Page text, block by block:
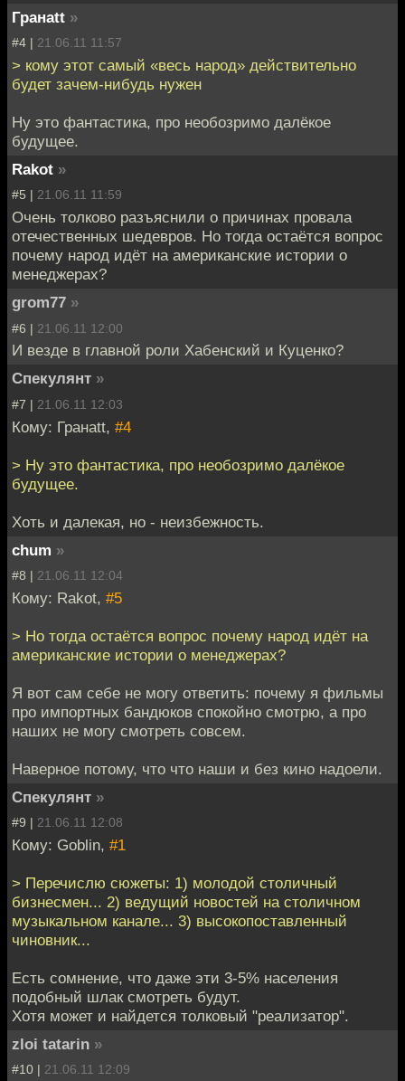
Гранаtt »
#4 | 21.06.11 11:57
> кому этот самый «весь народ» действительно
будет зачем-нибудь нужен
Ну это фантастика, про необозримо далёкое
будущее.
Rakot »
#5 | 21.06.11 11:59
Очень толково разъяснили о причинах провала
отечественных шедевров. Но тогда остаётся вопрос
почему народ идёт на американские истории о
менеджерах?
grom77 »
#6 | 21.06.11 12:00
И везде в главной роли Хабенский и Куценко?
Спекулянт »
#7 | 21.06.11 12:03
Кому: Гранаtt, #4
> Ну это фантастика, про необозримо далёкое
будущее.
Хоть и далекая, но - неизбежность.
chum »
#8 | 21.06.11 12:04
Кому: Rakot, #5
> Но тогда остаётся вопрос почему народ идёт на
американские истории о менеджерах?
Я вот сам себе не могу ответить: почему я фильмы
про импортных бандюков спокойно смотрю, а про
наших не могу смотреть совсем.
Наверное потому, что что наши и без кино надоели.
Спекулянт »
#9 | 21.06.11 12:08
Кому: Goblin, #1
> Перечислю сюжеты: 1) молодой столичный
бизнесмен... 2) ведущий новостей на столичном
музыкальном канале... 3) высокопоставленный
чиновник...
Есть сомнение, что даже эти 3-5% населения
подобный шлак смотреть будут.
Хотя может и найдется толковый "реализатор".
zloi tatarin »
#10 | 21.06.11 12:09